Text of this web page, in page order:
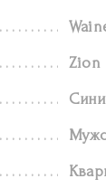
Zion